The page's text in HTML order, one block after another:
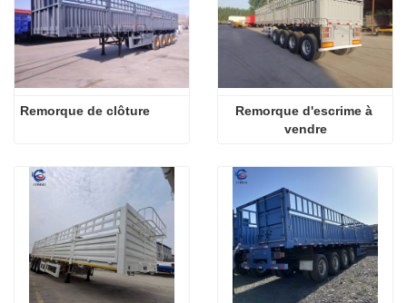
Remorque de clôture
Remorque d'escrime à
vendre